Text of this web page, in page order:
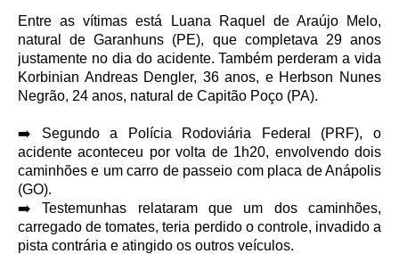
Entre as vítimas está Luana Raquel de Araújo Melo,
natural de Garanhuns (PE), que completava 29 anos
justamente no dia do acidente. Também perderam a vida
Korbinian Andreas Dengler, 36 anos, e Herbson Nunes
Negrão, 24 anos, natural de Capitão Poço (PA).
➡️ Segundo a Polícia Rodoviária Federal (PRF), o
acidente aconteceu por volta de 1h20, envolvendo dois
caminhões e um carro de passeio com placa de Anápolis
(GO).
➡️ Testemunhas relataram que um dos caminhões,
carregado de tomates, teria perdido o controle, invadido a
pista contrária e atingido os outros veículos.